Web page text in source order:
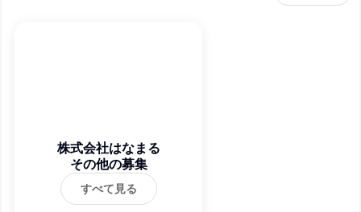
株式会社はなまる
その他の募集
すべて見る